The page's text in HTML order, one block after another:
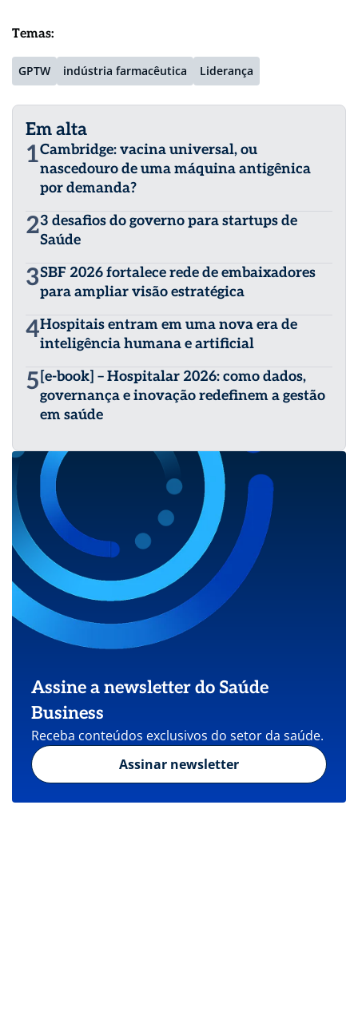
Temas:
GPTW indústria farmacêutica Liderança
Em alta
1Cambridge: vacina universal, ou
nascedouro de uma máquina antigênica
por demanda?
23 desafios do governo para startups de
Saúde
3SBF 2026 fortalece rede de embaixadores
para ampliar visão estratégica
4Hospitais entram em uma nova era de
inteligência humana e artificial
5 [e-book] – Hospitalar 2026: como dados,
governança e inovação redefinem a gestão
em saúde
Assine a newsletter do Saúde
Business
Receba conteúdos exclusivos do setor da saúde.
Assinar newsletter